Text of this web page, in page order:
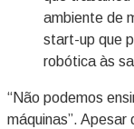
ambiente de
start-up que
robótica às
“Não podemos
máquinas”. Apesar